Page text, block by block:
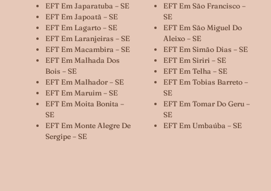
EFT Em Japaratuba – SE
EFT Em Japoatã – SE
EFT Em Lagarto – SE
EFT Em Laranjeiras – SE
EFT Em Macambira – SE
EFT Em Malhada Dos
Bois – SE
EFT Em Malhador – SE
EFT Em Maruim – SE
EFT Em Moita Bonita –
SE
EFT Em Monte Alegre De
Sergipe – SE
EFT Em São Francisco –
SE
EFT Em São Miguel Do
Aleixo – SE
EFT Em Simão Dias – SE
EFT Em Siriri – SE
EFT Em Telha – SE
EFT Em Tobias Barreto –
SE
EFT Em Tomar Do Geru –
SE
EFT Em Umbaúba – SE